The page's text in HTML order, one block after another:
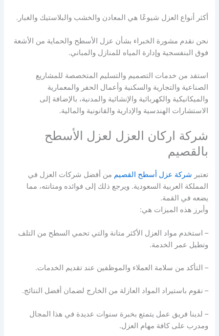
أكثر أنواع العزل شيوعًا هي المعادن والخشب والبلاستيك والغبار.
نحن نقدم مشورة الخبراء بشأن عزل الأسطح والحماية من الأشعة
فوق البنفسجية وإدارة المياه للمنازل والمباني.
استفد من خدمات التصميم والتسليم المتخصصة للمشاريع
الصناعية والتجارية والسكنية وأعمال الحفر والمعمارية
والميكانيكية والكهربائية والإنشائية والمدنية، بالإضافة إلى
الاستشارات الهندسية والإدارية والقانونية والمالية.
شركة اركان العزل لعزل الأسطح
بالقصيم
تعتبر شركة عزل أسطح القصيم من أفضل شركات العزل في
المملكة العربية السعودية. ويرجع ذلك إلى فوائده ومتانته، مما
يضعه في القمة.
وأبرز هذه الميزات هي:
– استخدم مواد العزل الأكثر متانة والتي تحمي السطح من التلف
وتطيل عمر الخدمة.
– التأكد من سلامة العملاء والموظفين عند تقديم الخدمات.
– نقوم باستيراد المواد العازلة من الخارج لضمان أفضل النتائج.
– لدينا فريق عمل يتمتع بخبرة سنوات عديدة في هذا المجال
ومدرب على كافة مهام العزل.